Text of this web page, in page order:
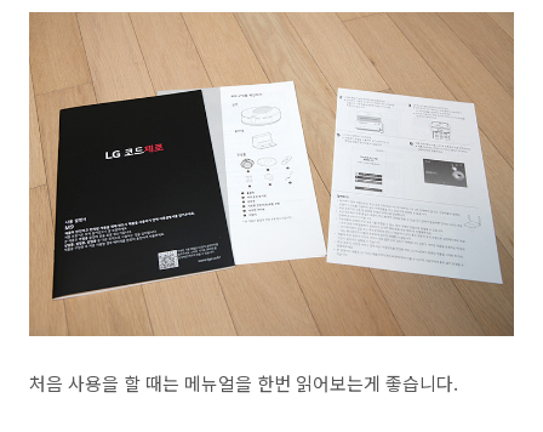
처음 사용을 할 때는 메뉴얼을 한번 읽어보는게 좋습니다.